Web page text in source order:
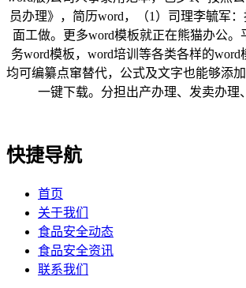
员办理》，简历word，（1）司理李毓军
面工做。更多word模板就正在熊猫办公。
务word模板，word培训等各类各样的word
均可编纂点窜替代，公式及文字也能够添加
一键下载。分担出产办理、发卖办理
快捷导航
首页
关于我们
食品安全动态
食品安全资讯
联系我们